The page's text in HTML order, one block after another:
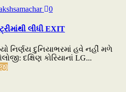
0
લીધી EXIT
નિર્ણય દુનિયાભરમાં હવે નહીં મળે
દક્ષિણ કોરિયાનાં LG...